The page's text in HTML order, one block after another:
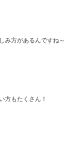
み方があるんですね～
方もたくさん！